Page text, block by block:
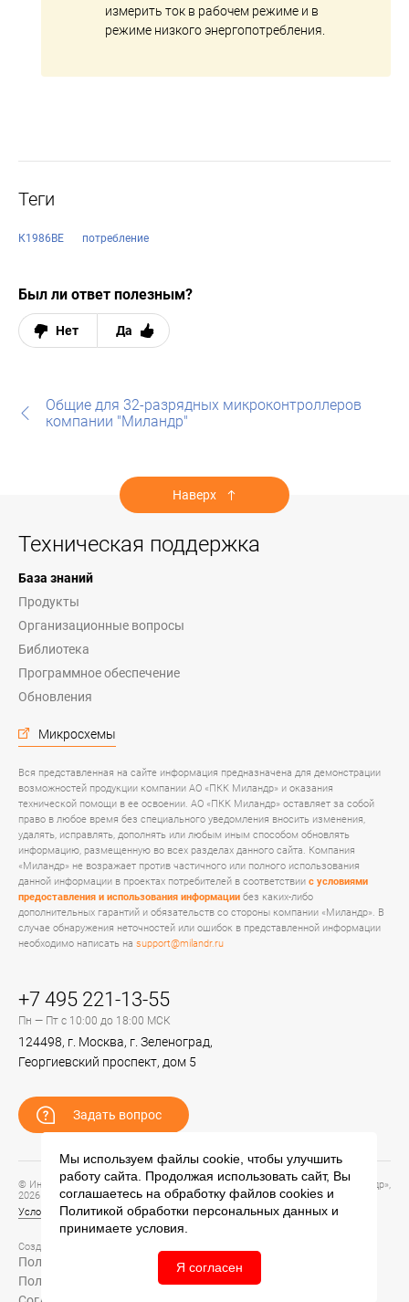
измерить ток в рабочем режиме и в
режиме низкого энергопотребления.
Теги
К1986ВЕ потребление
Был ли ответ полезным?
Нет Да
Общие для 32-разрядных микроконтроллеров
компании "Миландр"
Наверх
Техническая поддержка
База знаний
Продукты
Организационные вопросы
Библиотека
Программное обеспечение
Обновления
Микросхемы
Вся представленная на сайте информация предназначена для демонстрации
возможностей продукции компании АО «ПКК Миландр» и оказания
технической помощи в ее освоении. АО «ПКК Миландр» оставляет за собой
право в любое время без специального уведомления вносить изменения,
удалять, исправлять, дополнять или любым иным способом обновлять
информацию, размещенную во всех разделах данного сайта. Компания
«Миландр» не возражает против частичного или полного использования
данной информации в проектах потребителей в соответствии с условиями
предоставления и использования информации без каких-либо
дополнительных гарантий и обязательств со стороны компании «Миландр». В
случае обнаружения неточностей или ошибок в представленной информации
необходимо написать на support@milandr.ru
+7 495 221-13-55
Пн — Пт с 10:00 до 18:00 МСК
124498, г. Москва, г. Зеленоград,
Георгиевский проспект, дом 5
Задать вопрос
© Информационный портал технической поддержки ЦП ИС АО «ПКК Миландр»,
2026
Условия предоставления и использования информации
Создание сайта –
Политика обработки персональных данных
Политика конфиденциальности
Мы используем файлы cookie, чтобы улучшить
работу сайта. Продолжая использовать сайт, Вы
соглашаетесь на обработку файлов cookies и
Политикой обработки персональных данных и
принимаете условия.
Я согласен